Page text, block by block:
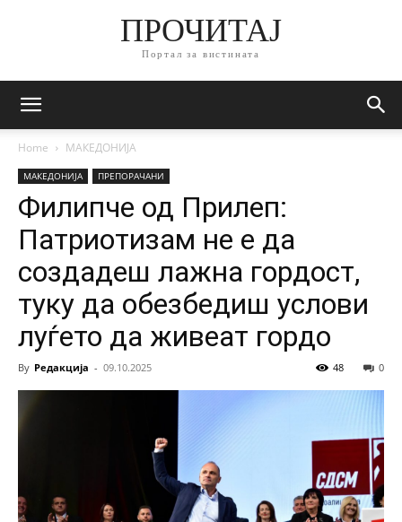
ПРОЧИТАЈ
Портал за вистината
Home МАКЕДОНИЈА
МАКЕДОНИЈА ПРЕПОРАЧАНИ
Филипче од Прилеп:
Патриотизам не е да
создадеш лажна гордост,
туку да обезбедиш услови
луѓето да живеат гордо
By Редакција - 09.10.2025 0
48